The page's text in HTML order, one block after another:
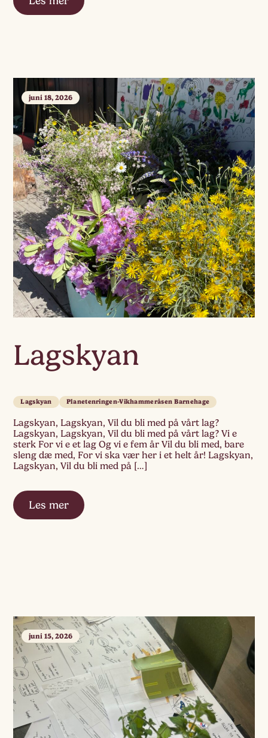
Lagskyan
juni 18, 2026
Lagskyan Planetenringen-Vikhammeråsen Barnehage
Lagskyan, Lagskyan, Vil du bli med på vårt lag?
Lagskyan, Lagskyan, Vil du bli med på vårt lag? Vi e
sterk For vi e et lag Og vi e fem år Vil du bli med, bare
sleng dæ med, For vi ska vær her i et helt år! Lagskyan,
Lagskyan, Vil du bli med på […]
Les mer
juni 15, 2026